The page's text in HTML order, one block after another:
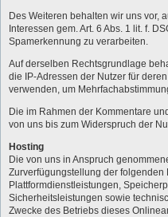
Des Weiteren behalten wir uns vor,
Interessen gem. Art. 6 Abs. 1 lit. f.
Spamerkennung zu verarbeiten.
Auf derselben Rechtsgrundlage
die IP-Adressen der Nutzer für
verwenden, um
Die im Rahmen der Kommentare
von uns bis zum Widerspruch der
Hosting
Die von uns in Anspruch
Zurverfügungstellung der folgenden
Plattformdienstleistungen,
Sicherheitsleistungen sowie
Zwecke des Betriebs dieses